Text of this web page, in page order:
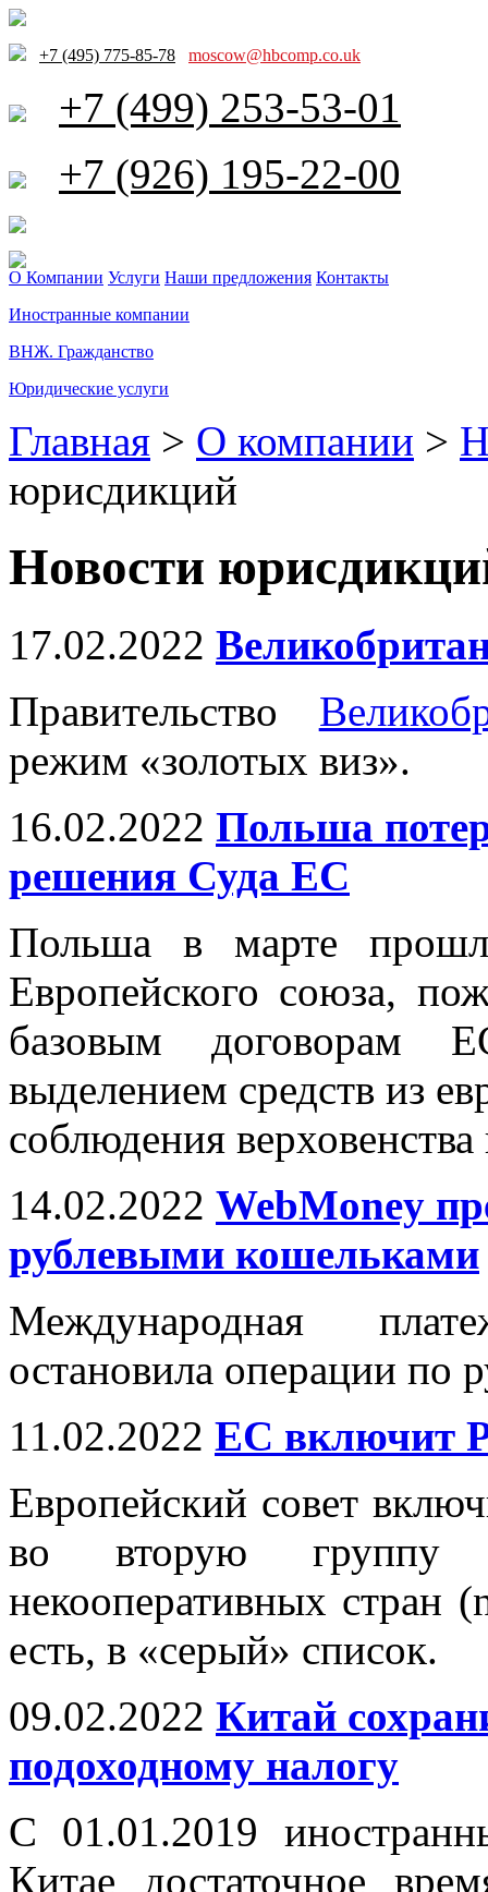
+7 (495) 775-85-78 moscow@hbcomp.co.uk
+7 (499) 253-53-01
+7 (926) 195-22-00
О Компании Услуги Наши предложения Контакты
Иностранные компании
ВНЖ. Гражданство
Юридические услуги
Главная > О компании >
юрисдикций
Новости
17.02.2022
Правительство
режим «золотых виз».
16.02.2022 Польша
решения Суда ЕС
Польша в марте
Европейского союза,
базовым договорам
выделением средств из
соблюдения верховенства
14.02.2022 WebMoney
рублевыми кошельками
Международная
остановила операции по
11.02.2022 ЕС включит
Европейский совет
во вторую группу
некооперативных стран
есть, в «серый» список.
09.02.2022 Китай
подоходному налогу
С 01.01.2019
Китае достаточное